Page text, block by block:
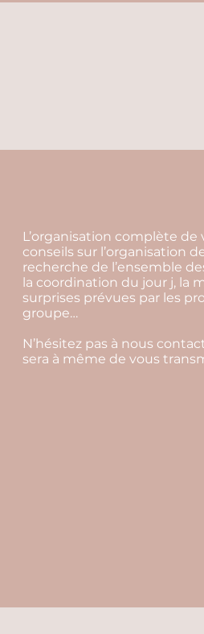
L’organisation complète
conseils sur l’organisation
recherche de l’ensemble
la coordination du jour j, la
surprises prévues par les
groupe…
N’hésitez pas à nous
sera à même de vous